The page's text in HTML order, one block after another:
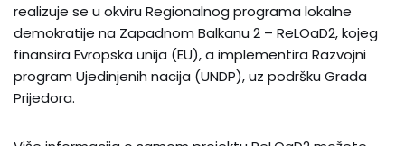
realizuje se u okviru Regionalnog programa lokalne
demokratije na Zapadnom Balkanu 2 – ReLOaD2, kojeg
finansira Evropska unija (EU), a implementira Razvojni
program Ujedinjenih nacija (UNDP), uz podršku Grada
Prijedora.